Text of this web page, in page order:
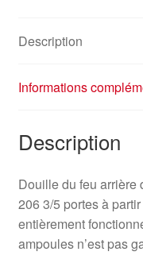
206
07/2003
Description
Informations
Description
Douille du feu arrière
206 3/5 portes à
entièrement
ampoules n’est pas